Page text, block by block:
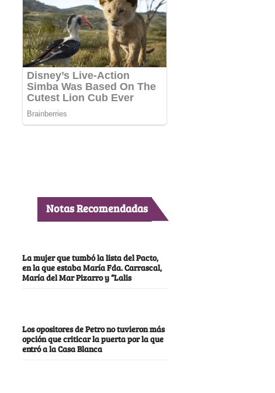
Notas Recomendadas
La mujer que tumbó la lista del Pacto,
en la que estaba María Fda. Carrascal,
María del Mar Pizarro y “Lalis
Los opositores de Petro no tuvieron más
opción que criticar la puerta por la que
entró a la Casa Blanca